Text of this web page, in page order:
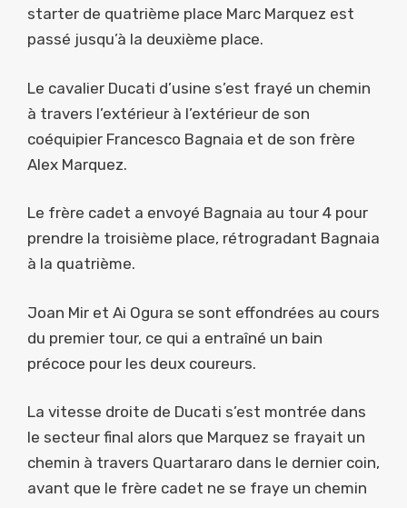
starter de quatrième place Marc Marquez est
passé jusqu’à la deuxième place.
Le cavalier Ducati d’usine s’est frayé un chemin
à travers l’extérieur à l’extérieur de son
coéquipier Francesco Bagnaia et de son frère
Alex Marquez.
Le frère cadet a envoyé Bagnaia au tour 4 pour
prendre la troisième place, rétrogradant Bagnaia
à la quatrième.
Joan Mir et Ai Ogura se sont effondrées au cours
du premier tour, ce qui a entraîné un bain
précoce pour les deux coureurs.
La vitesse droite de Ducati s’est montrée dans
le secteur final alors que Marquez se frayait un
chemin à travers Quartararo dans le dernier coin,
avant que le frère cadet ne se fraye un chemin